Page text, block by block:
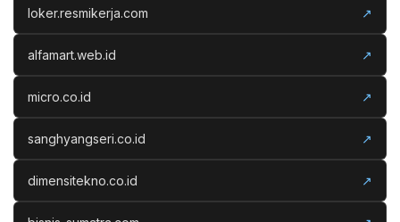
loker.resmikerja.com ↗
alfamart.web.id ↗
micro.co.id ↗
sanghyangseri.co.id ↗
dimensitekno.co.id ↗